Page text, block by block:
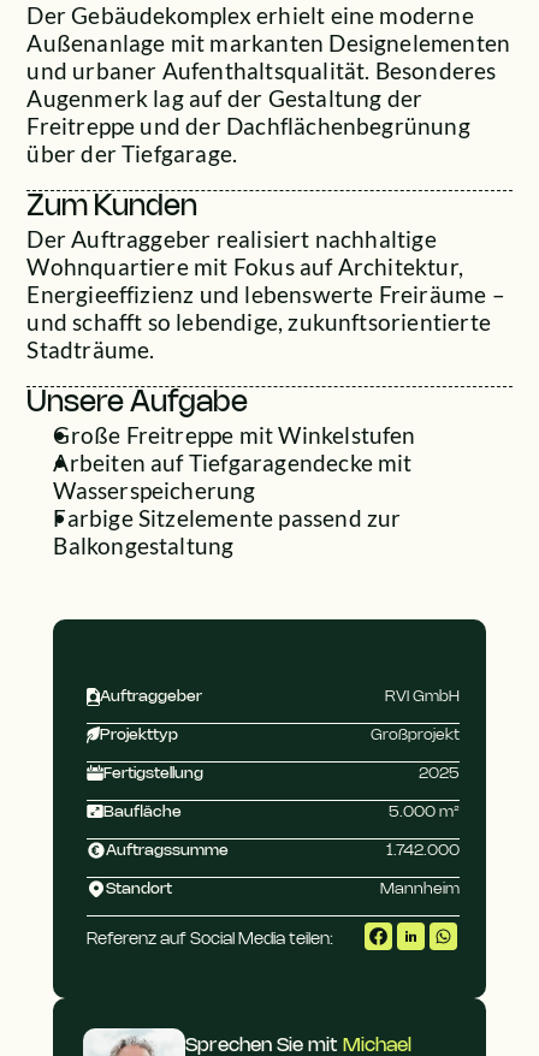
Der Gebäudekomplex erhielt eine moderne
Außenanlage mit markanten Designelementen
und urbaner Aufenthaltsqualität. Besonderes
Augenmerk lag auf der Gestaltung der
Freitreppe und der Dachflächenbegrünung
über der Tiefgarage.
Zum Kunden
Der Auftraggeber realisiert nachhaltige
Wohnquartiere mit Fokus auf Architektur,
Energieeffizienz und lebenswerte Freiräume –
und schafft so lebendige, zukunftsorientierte
Stadträume.
Unsere Aufgabe
Große Freitreppe mit Winkelstufen
Arbeiten auf Tiefgaragendecke mit
Wasserspeicherung
Farbige Sitzelemente passend zur
Balkongestaltung
Auftraggeber RVI GmbH
Projekttyp Großprojekt
Fertigstellung 2025
Baufläche 5.000 m²
Auftragssumme 1.742.000
Standort Mannheim
Referenz auf Social Media teilen:
Sprechen Sie mit Michael